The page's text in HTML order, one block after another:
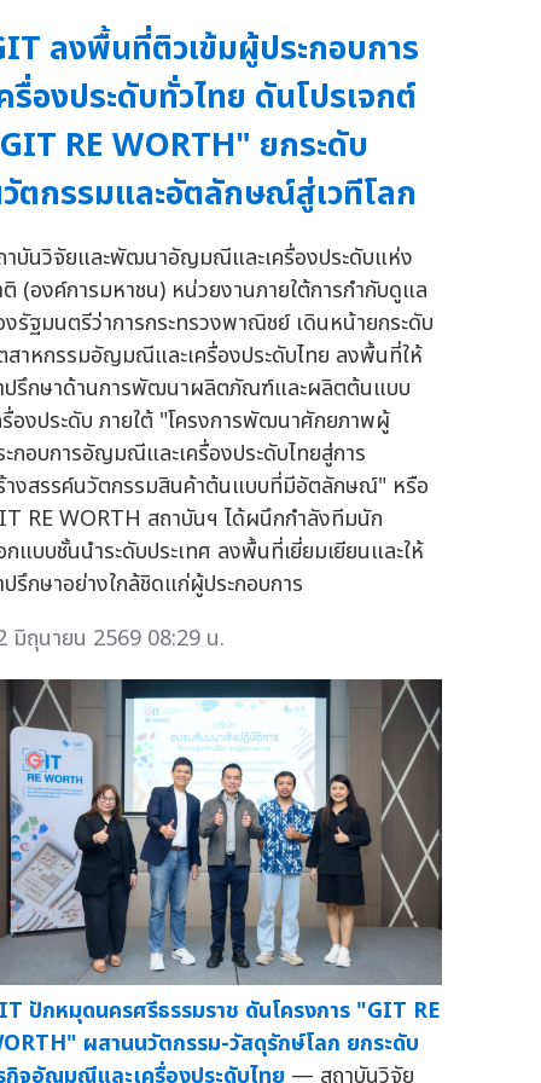
ลงพื้นที่ติวเข้มผู้ประกอบการ
รื่องประดับทั่วไทย ดันโปรเจกต์
RE WORTH" ยกระดับ
ตกรรมและอัตลักษณ์สู่เวทีโลก
าบันวิจัยและพัฒนาอัญมณีและเครื่องประดับแห่ง
ติ (องค์การมหาชน) หน่วยงานภายใต้การกำกับดูแล
งรัฐมนตรีว่าการกระทรวงพาณิชย์ เดินหน้ายกระดับ
สาหกรรมอัญมณีและเครื่องประดับไทย ลงพื้นที่ให้
ปรึกษาด้านการพัฒนาผลิตภัณฑ์และผลิตต้นแบบ
รื่องประดับ ภายใต้ "โครงการพัฒนาศักยภาพผู้
ะกอบการอัญมณีและเครื่องประดับไทยสู่การ
างสรรค์นวัตกรรมสินค้าต้นแบบที่มีอัตลักษณ์" หรือ
RE WORTH สถาบันฯ ได้ผนึกกำลังทีมนัก
กแบบชั้นนำระดับประเทศ ลงพื้นที่เยี่ยมเยียนและให้
ปรึกษาอย่างใกล้ชิดแก่ผู้ประกอบการ
มิถุนายน 2569 08:29 น.
ปักหมุดนครศรีธรรมราช ดันโครงการ "GIT RE
ผสานนวัตกรรม-วัสดุรักษ์โลก ยกระดับ
กิจอัญมณีและเครื่องประดับไทย — สถาบันวิจัย